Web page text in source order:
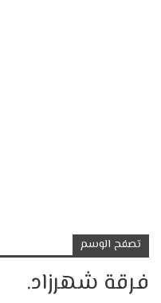
تصفح الوسم
فرقة شهرزاد.